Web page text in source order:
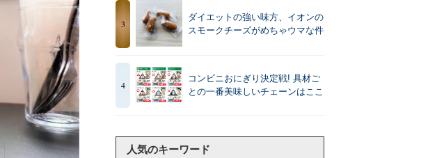
3
ダイエットの強い味方、イオンの
スモークチーズがめちゃウマな件
4
コンビニおにぎり決定戦! 具材ご
との一番美味しいチェーンはここ
人気のキーワード